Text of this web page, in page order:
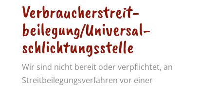
Verbraucher­streit­
beilegung/Universal­
schlichtungs­stelle
Wir sind nicht bereit oder verpflichtet, an
Streitbeilegungsverfahren vor einer